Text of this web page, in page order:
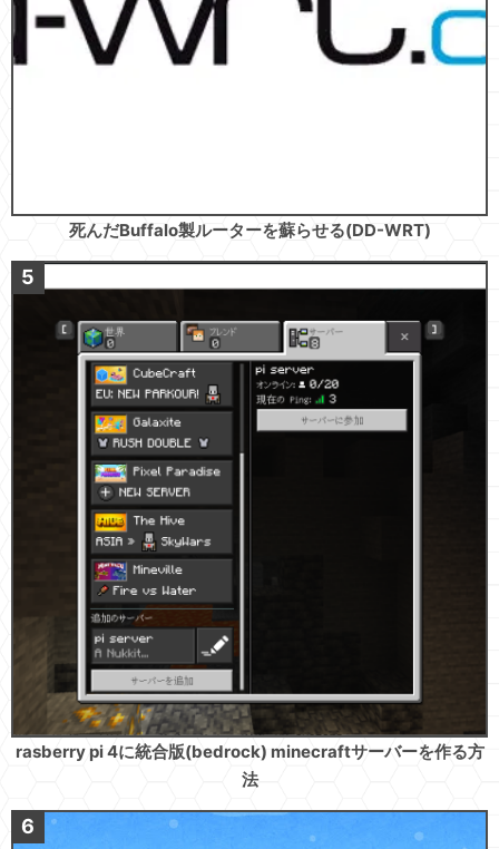
死んだBuffalo製ルーターを蘇らせる(DD-WRT)
rasberry pi 4に統合版(bedrock) minecraftサーバーを作る方
法